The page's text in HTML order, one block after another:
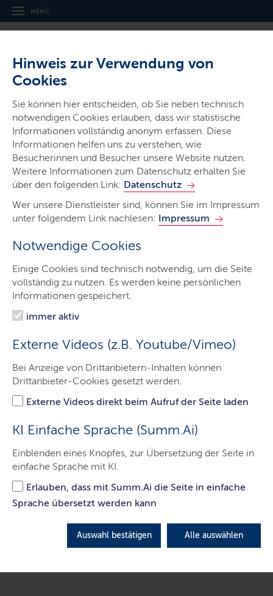
Hinweis zur Verwendung von
Cookies
Sie können hier entscheiden, ob Sie neben technisch
notwendigen Cookies erlauben, dass wir statistische
Informationen vollständig anonym erfassen. Diese
Informationen helfen uns zu verstehen, wie
Besucherinnen und Besucher unsere Website nutzen.
Weitere Informationen zum Datenschutz erhalten Sie
über den folgenden Link: Datenschutz
Wer unsere Dienstleister sind, können Sie im Impressum
unter folgendem Link nachlesen: Impressum
Notwendige Cookies
Einige Cookies sind technisch notwendig, um die Seite
vollständig zu nutzen. Es werden keine persönlichen
Informationen gespeichert.
immer aktiv
Externe Videos (z.B. Youtube/Vimeo)
Bei Anzeige von Drittanbietern-Inhalten können
Drittanbieter-Cookies gesetzt werden.
Externe Videos direkt beim Aufruf der Seite laden
KI Einfache Sprache (Summ.Ai)
Einblenden eines Knopfes, zur Übersetzung der Seite in
einfache Sprache mit KI.
Erlauben, dass mit Summ.Ai die Seite in einfache
Sprache übersetzt werden kann
Auswahl bestätigen Alle auswählen
MENÜ
Ministerium für Energie­wende,
Klimaschutz, Umwelt und Natur
Ministerien & Behörden
Start
Minister
Ministerium
Themen
Presse
Service
500Ergebnisse
1 2 3 … 50
DATUM TITEL
Die Meeresschutzstation Ostsee kommt